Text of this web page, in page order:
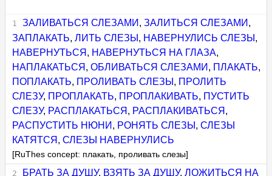
ЗАЛИВАТЬСЯ СЛЕЗАМИ , ЗАЛИТЬСЯ СЛЕЗАМИ ,
ЗАПЛАКАТЬ,ЛИТЬ СЛЕЗЫ , НАВЕРНУЛИСЬ СЛЕЗЫ ,
НАВЕРНУТЬСЯ , НАВЕРНУТЬСЯ НА ГЛАЗА,
НАПЛАКАТЬСЯ ,ОБЛИВАТЬСЯ СЛЕЗАМИ , ПЛАКАТЬ,
ПОПЛАКАТЬ, ПРОЛИВАТЬ СЛЕЗЫ , ПРОЛИТЬ
СЛЕЗУ, ПРОПЛАКАТЬ, ПРОПЛАКИВАТЬ, ПУСТИТЬ
СЛЕЗУ, РАСПЛАКАТЬСЯ , РАСПЛАКИВАТЬСЯ ,
РАСПУСТИТЬ НЮНИ , РОНЯТЬ СЛЕЗЫ ,СЛЕЗЫ
КАТЯТСЯ ,СЛЕЗЫ НАВЕРНУЛИСЬ
[RuThes concept: плакать, проливать слезы]
БРАТЬ ЗА ДУШУ, ВЗЯТЬ ЗА ДУШУ, ЛОЖИТЬСЯ НА